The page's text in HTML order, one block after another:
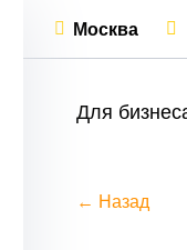
Москва
Для
← Назад